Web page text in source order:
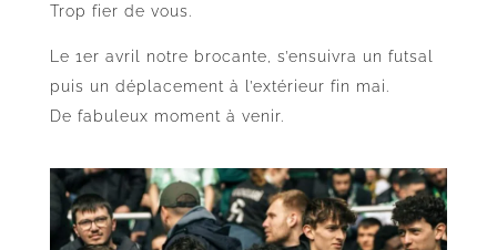
Trop fier de vous.
Le 1er avril notre brocante, s’ensuivra un futsal
puis un déplacement à l’extérieur fin mai.
De fabuleux moment à venir.